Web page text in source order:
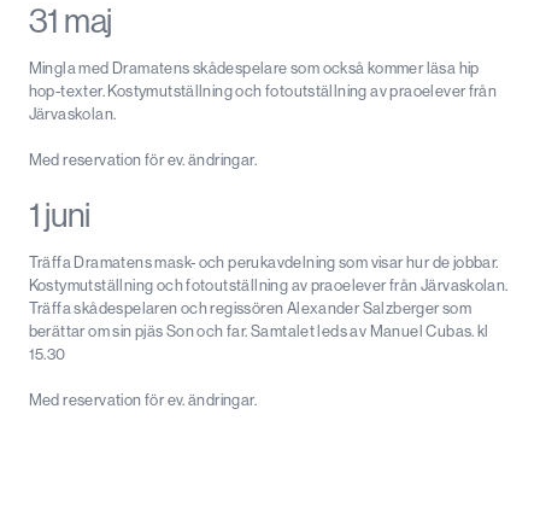
31 maj
Mingla med Dramatens skådespelare som också kommer läsa hip
hop-texter. Kostymutställning och fotoutställning av praoelever från
Järvaskolan.
Med reservation för ev. ändringar.
1 juni
Träffa Dramatens mask- och perukavdelning som visar hur de jobbar.
Kostymutställning och fotoutställning av praoelever från Järvaskolan.
Träffa skådespelaren och regissören Alexander Salzberger som
berättar om sin pjäs Son och far. Samtalet leds av Manuel Cubas. kl
15.30
Med reservation för ev. ändringar.